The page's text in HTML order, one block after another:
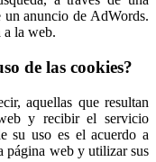
anuncio de AdWords.
a la web.
de las cookies?
aquellas que resultan
y recibir el servicio
su uso es el acuerdo a
página web y utilizar sus